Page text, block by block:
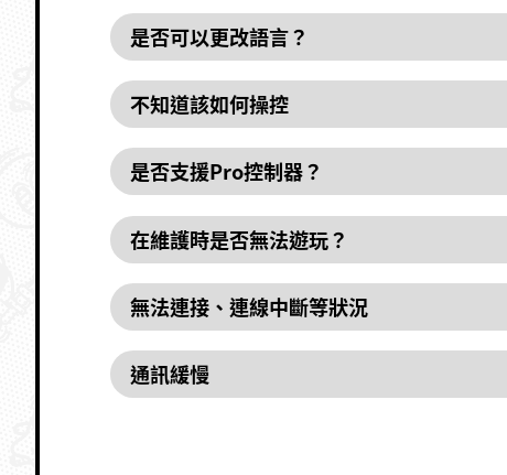
是否可以更改語言？
不知道該如何操控
是否支援Pro控制器？
在維護時是否無法遊玩？
無法連接、連線中斷等狀況
通訊緩慢